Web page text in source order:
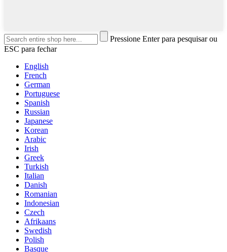
Pressione Enter para pesquisar ou
ESC para fechar
English
French
German
Portuguese
Spanish
Russian
Japanese
Korean
Arabic
Irish
Greek
Turkish
Italian
Danish
Romanian
Indonesian
Czech
Afrikaans
Swedish
Polish
Basque